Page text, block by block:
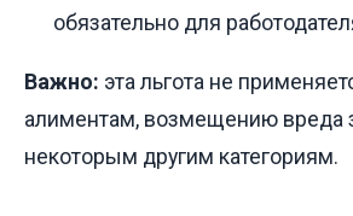
обязательно для
Важно: эта льгота не
алиментам, возмещению вреда
некоторым другим категориям.